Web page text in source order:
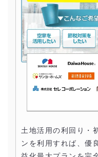
土地活用の利回り・
ンを利用すれば、優